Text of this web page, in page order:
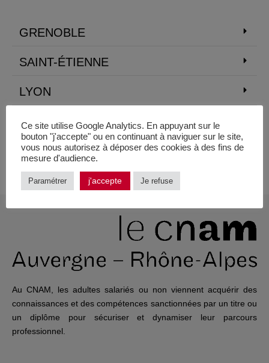
GRENOBLE
SAINT-ÉTIENNE
LYON
ROANNE
MONTÉLIMAR
Au CNAM, les adultes salariés ou non viennent acquérir des
connaissances et des compétences sanctionnées par un titre ou
un diplôme pour sécuriser et dynamiser leur parcours
professionnel.
Ce site utilise Google Analytics. En appuyant sur le
bouton "j'accepte" ou en continuant à naviguer sur le site,
vous nous autorisez à déposer des cookies à des fins de
mesure d'audience.
Paramétrer j'accepte Je refuse